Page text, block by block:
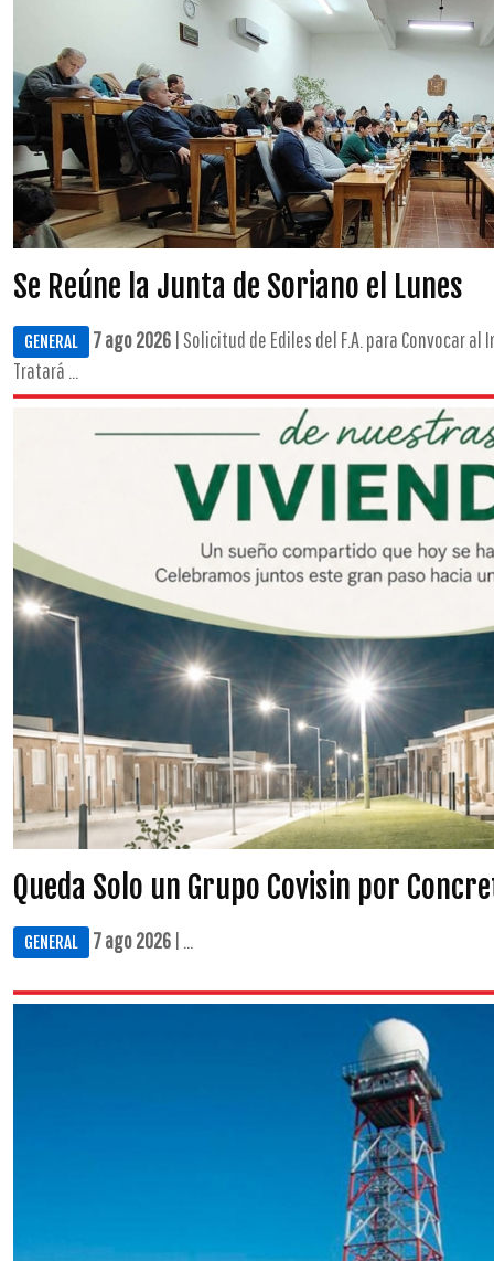
Se Reúne la Junta de Soriano el Lunes
GENERAL 7 ago 2026 | Solicitud de Ediles del F.A. para Convocar
Tratará ...
Queda Solo un Grupo Covisin por
GENERAL 7 ago 2026 | ...